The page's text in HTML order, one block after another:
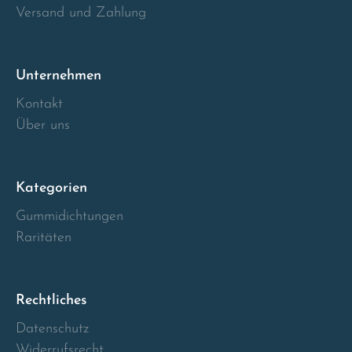
Versand und Zahlung
Unternehmen
Kontakt
Über uns
Kategorien
Gummidichtungen
Raritäten
Rechtliches
Datenschutz
Latvia
Macedonia
Malta
Netherlands